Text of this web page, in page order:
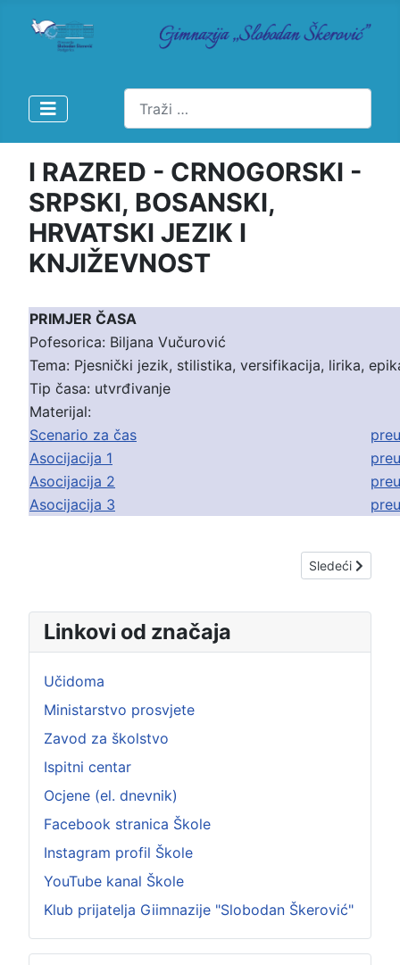
Pretraži
I RAZRED - CRNOGORSKI -
SRPSKI, BOSANSKI,
HRVATSKI JEZIK I
KNJIŽEVNOST
PRIMJER ČASA
Pofesorica: Biljana Vučurović
Tema: Pjesnički jezik, stilistika, versifikacija, lirika,
Tip časa: utvrđivanje
Materijal:
Scenario za čas
Asocijacija 1
Asocijacija 2
Asocijacija 3
Sledeći članak:
Sledeći
Linkovi od značaja
Učidoma
Ministarstvo prosvjete
Zavod za školstvo
Ispitni centar
Ocjene (el. dnevnik)
Facebook stranica Škole
Instagram profil Škole
YouTube kanal Škole
Klub prijatelja Giimnazije "Slobodan Škerović"